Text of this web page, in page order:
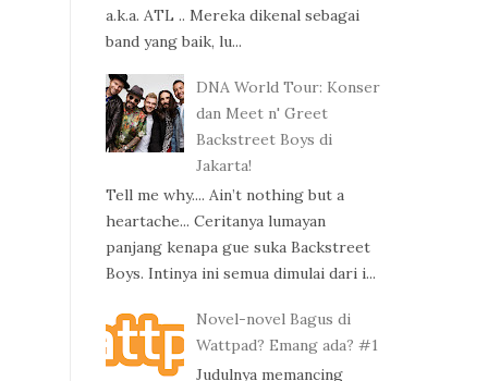
a.k.a. ATL .. Mereka dikenal sebagai
band yang baik, lu...
DNA World Tour: Konser
dan Meet n' Greet
Backstreet Boys di
Jakarta!
Tell me why.... Ain’t nothing but a
heartache... Ceritanya lumayan
panjang kenapa gue suka Backstreet
Boys. Intinya ini semua dimulai dari i...
Novel-novel Bagus di
Wattpad? Emang ada? #1
Judulnya memancing